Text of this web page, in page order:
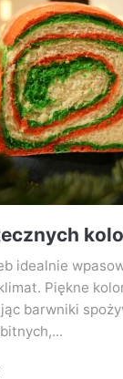
idealnie
Piękne
barwniki